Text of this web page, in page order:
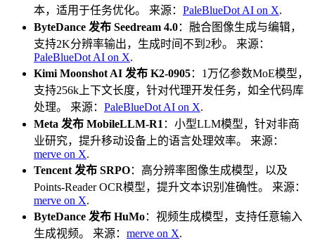
本，适用于任务优化。 来源： PaleBlueDot AI on X.
ByteDance 发布 Seedream 4.0：融合图像生成与编辑，
支持2K分辨率输出，生成时间不到2秒。 来源：
PaleBlueDot AI on X.
Kimi Moonshot AI 发布 K2-0905：1万亿参数MoE模型，
支持256k上下文长度，针对代理开发任务，如全代码库
处理。 来源： PaleBlueDot AI on X.
Meta 发布 MobileLLM-R1 ：小型LLM模型，针对非商
业研究，提升移动设备上的语言处理效率。 来源：
merve on X.
Tencent 发布 SRPO：高分辨率图像生成模型，以及
Points-Reader OCR模型，提升文本识别准确性。 来源：
merve on X.
ByteDance 发布 HuMo：视频生成模型，支持任意输入
生成视频。 来源： merve on X.